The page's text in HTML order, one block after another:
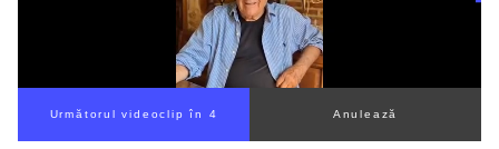
Următorul videoclip în 3 Anulează